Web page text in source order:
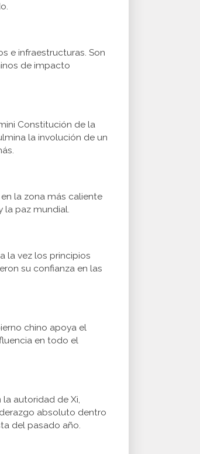
e infraestructuras. Son
de impacto
Constitución de la
la involución de un
la zona más caliente
la paz mundial.
la vez los principios
su confianza en las
chino apoya el
en todo el
autoridad de Xi,
absoluto dentro
del pasado año.